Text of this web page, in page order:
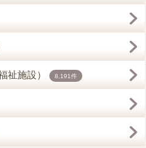
祉施設） 8,191件